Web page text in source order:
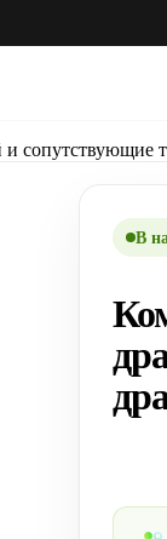
и сопутствующие
В